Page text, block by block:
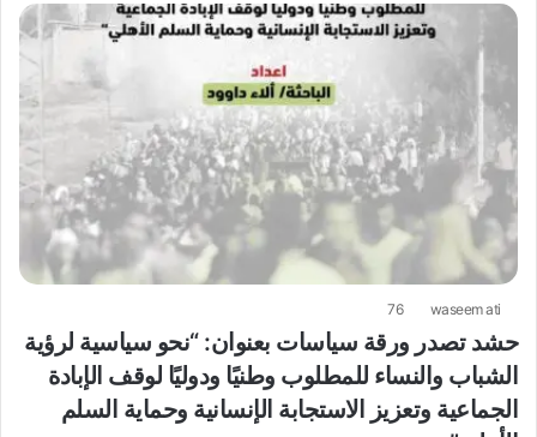
waseem ati
76
حشد تصدر ورقة سياسات بعنوان: “نحو سياسية لرؤية
الشباب والنساء للمطلوب وطنيًا ودوليًا لوقف الإبادة
الجماعية وتعزيز الاستجابة الإنسانية وحماية السلم